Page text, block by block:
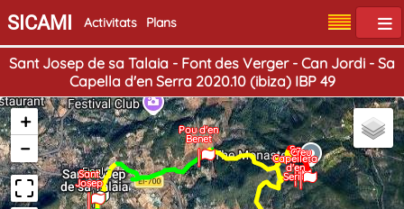
SICAMI Activitats Plans
Sant Josep de sa Talaia - Font des Verger - Can Jordi - Sa
Capella d'en Serra 2020.10 (ibiza) IBP 49
Inici
Final
Sant
Josep
Creu
Sa
Capelleta
d'en
Serra
Pou d'en
Benet
+
−